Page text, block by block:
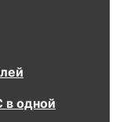
в одной